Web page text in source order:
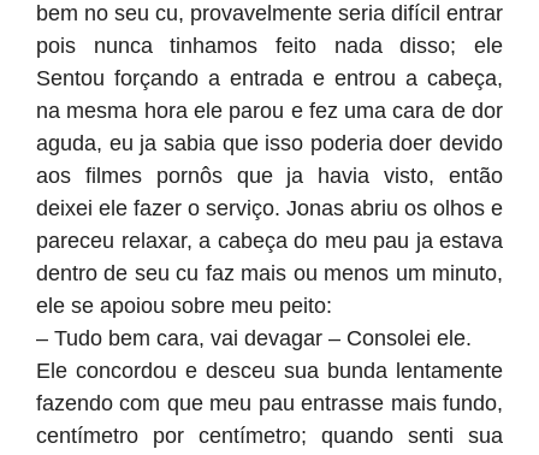
bem no seu cu, provavelmente seria difícil entrar
pois nunca tinhamos feito nada disso; ele
Sentou forçando a entrada e entrou a cabeça,
na mesma hora ele parou e fez uma cara de dor
aguda, eu ja sabia que isso poderia doer devido
aos filmes pornôs que ja havia visto, então
deixei ele fazer o serviço. Jonas abriu os olhos e
pareceu relaxar, a cabeça do meu pau ja estava
dentro de seu cu faz mais ou menos um minuto,
ele se apoiou sobre meu peito:
– Tudo bem cara, vai devagar – Consolei ele.
Ele concordou e desceu sua bunda lentamente
fazendo com que meu pau entrasse mais fundo,
centímetro por centímetro; quando senti sua